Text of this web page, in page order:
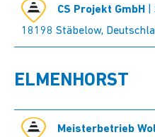
CS Projekt GmbH
18198 Stäbelow,
ELMENHORST
Meisterbetrieb